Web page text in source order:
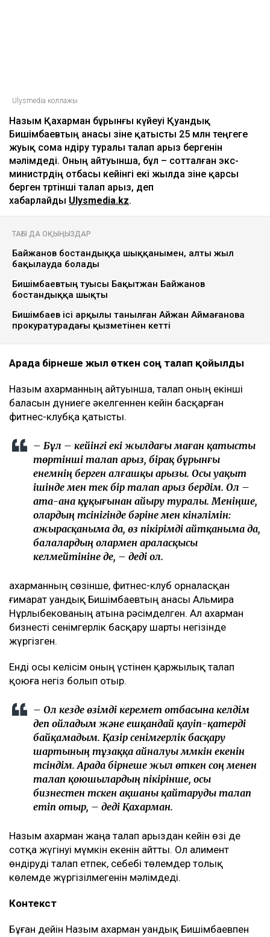
Ulysmedia коллажы
Назым Қахарман бұрынғы күйеуі Қуандық
Бишімбаевтың анасы өзіне қатысты 25 млн теңгеге
жуық сома өндіру туралы талап арыз бергенін
мәлімдеді. Оның айтуынша, бұл – сотталған экс-
министрдің отбасы кейінгі екі жылда өзіне қарсы
берген төртінші талап арыз, деп
хабарлайды Ulysmedia.kz.
ТАҒЫ ДА ОҚЫҢЫЗДАР
Байжанов бостандыққа шыққанымен, алты жыл
бақылауда болады
Бишімбаевтың туысы Бақытжан Байжанов
бостандыққа шықты
Бишімбаев ісі арқылы танылған Айжан Аймағанова
прокуратурадағы қызметінен кетті
Арада бірнеше жыл өткен соң талап қойылды
Назым Қахарманның айтуынша, талап оның екінші
баласын дүниеге әкелгеннен кейін басқарған
фитнес-клубқа қатысты.
– Бұл – кейінгі екі жылдағы маған қатысты
төртінші талап арыз, бірақ бұрынғы
енемнің берген алғашқы арызы. Осы уақыт
ішінде мен тек бір талап арыз бердім. Ол –
ата-ана құқығынан айыру туралы. Меніңше,
олардың түсінігінде бәріне мен кінәлімін:
ажырасқаныма да, өз пікірімді айтқаныма да,
балалардың олармен араласқысы
келмейтініне де, – деді ол.
Қахарманның сөзінше, фитнес-клуб орналасқан
ғимарат Қуандық Бишімбаевтың анасы Альмира
Нұрлыбекованың атына рәсімделген. Ал Қахарман
бизнесті сенімгерлік басқару шарты негізінде
жүргізген.
Енді осы келісім оның үстінен қаржылық талап
қоюға негіз болып отыр.
– Ол кезде өзімді керемет отбасына келдім
деп ойладым және ешқандай қауіп-қатерді
байқамадым. Қазір сенімгерлік басқару
шартының тұзаққа айналуы мүмкін екенін
түсіндім. Арада бірнеше жыл өткен соң менен
талап қоюшылардың пікірінше, осы
бизнестен түскен ақшаны қайтаруды талап
етіп отыр, – деді Қахарман.
Назым Қахарман жаңа талап арыздан кейін өзі де
сотқа жүгінуі мүмкін екенін айтты. Ол алимент
өндіруді талап етпек, себебі төлемдер толық
көлемде жүргізілмегенін мәлімдеді.
Контекст
Бұған дейін Назым Қахарман Қуандық Бишімбаевпен